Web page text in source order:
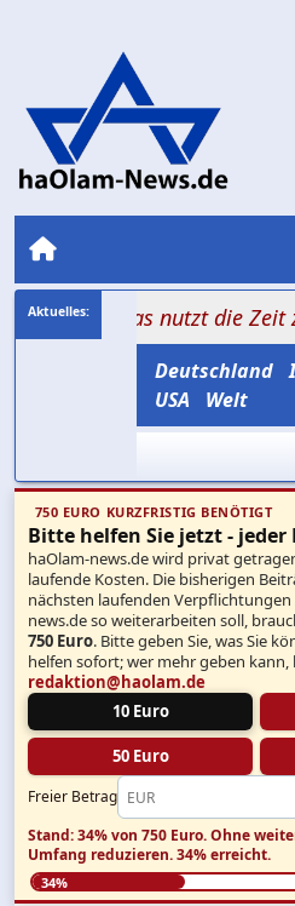
nutzt die Zeit zum
Deutschland
USA
Welt
750 EURO KURZFRISTIG BENÖTIGT
Bitte helfen Sie jetzt -
haOlam-news.de wird privat
laufende Kosten. Die bisherigen
nächsten laufenden Verpflichtungen
news.de so weiterarbeiten soll,
750 Euro. Bitte geben Sie, was Sie
helfen sofort; wer mehr geben kann,
redaktion@haolam.de
10 Euro
50 Euro
Freier Betrag
Stand: 34% von 750 Euro.Ohne
Umfang reduzieren.34% erreicht.
34%